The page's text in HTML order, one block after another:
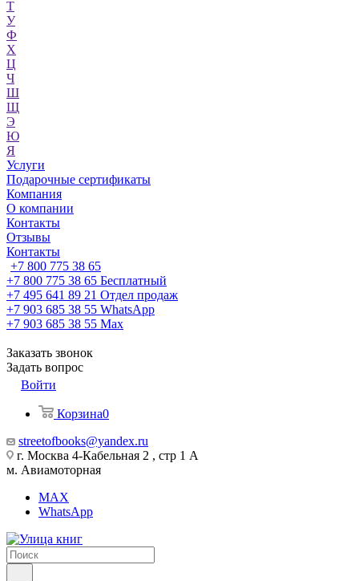
Т
У
Ф
Х
Ц
Ч
Ш
Щ
Э
Ю
Я
Услуги
Подарочные сертификаты
Компания
О компании
Контакты
Отзывы
Контакты
+7 800 775 38 65
+7 800 775 38 65 Бесплатный
+7 495 641 89 21 Отдел продаж
+7 903 685 38 55 WhatsApp
+7 903 685 38 55 Max
Заказать звонок
Задать вопрос
Войти
Корзина0
streetofbooks@yandex.ru
г. Москва 4-Кабельная 2 , стр 1 А
м. Авиамоторная
MAX
WhatsApp